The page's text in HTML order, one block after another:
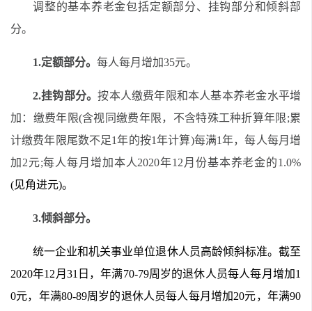
调整的基本养老金包括定额部分、挂钩部分和倾斜部
分。
1.定额部分。 每人每月增加35元。
2.挂钩部分。按本人缴费年限和本人基本养老金水平增
加：缴费年限(含视同缴费年限，不含特殊工种折算年限;累
计缴费年限尾数不足1年的按1年计算)每满1年，每人每月增
加2元;每人每月增加本人2020年12月份基本养老金的1.0%
(见角进元)。
3.倾斜部分。
统一企业和机关事业单位退休人员高龄倾斜标准。截至
2020年12 月 31 日，年满70-79周岁的退休人员每人每月增加1
0元，年满80-89周岁的退休人员每人每月增加20元，年满90